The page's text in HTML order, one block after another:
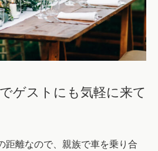
ゲストにも気軽に来て
距離なので、親族で車を乗り合